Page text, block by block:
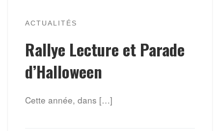
ACTUALITÉS
Rallye Lecture et Parade
d’Halloween
Cette année, dans […]